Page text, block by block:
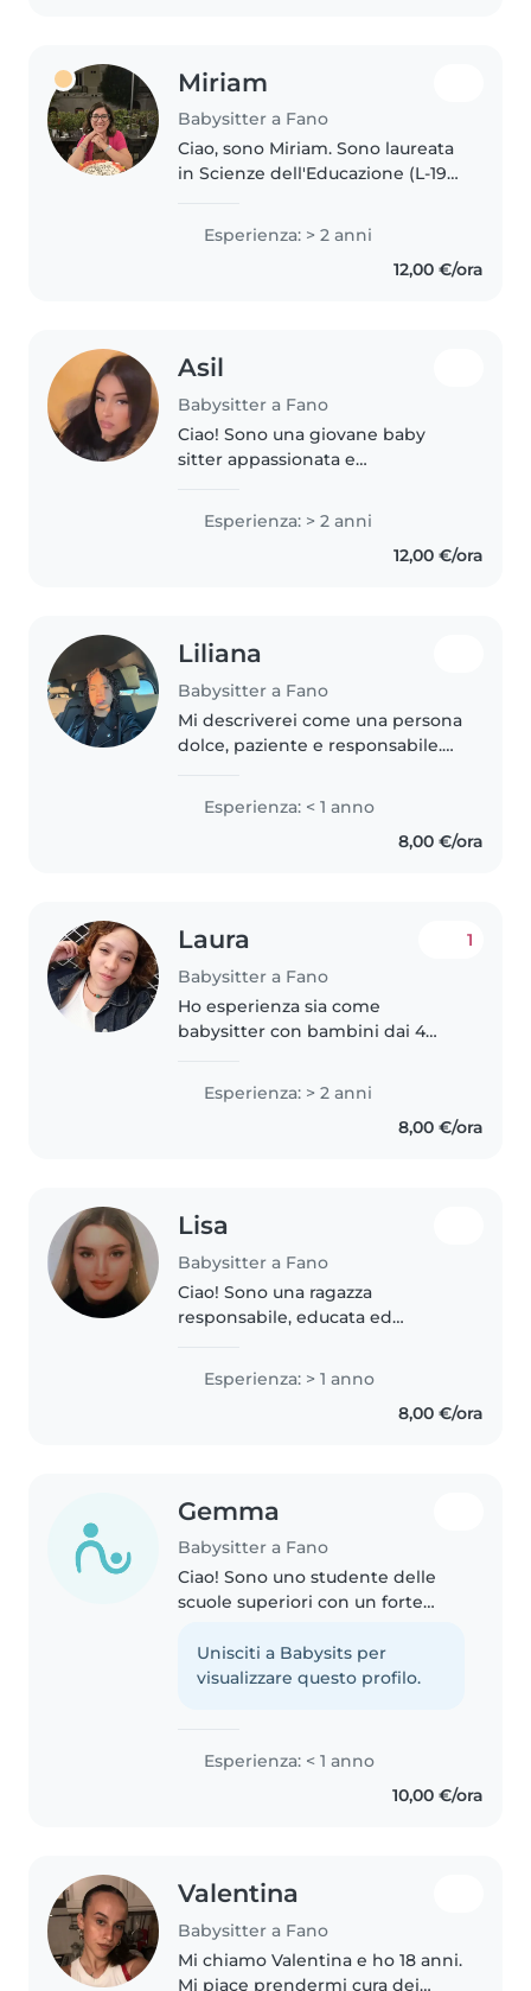
Miriam
Babysitter a Fano
Ciao, sono Miriam. Sono laureata
in Scienze dell'Educazione (L-19)
e 8 anni. Sono una persona
dolce, paziente, affidabile e
responsabile. Ho maturato..
Esperienza: > 2 anni
12,00 €/ora
Asil
Babysitter a Fano
Ciao! Sono una giovane baby
sitter appassionata e
esperienza nella cura di bambini
della scuola primaria. Mi piace
disegnare, leggere e fare
Esperienza: > 2 anni
12,00 €/ora
Liliana
Babysitter a Fano
Mi descriverei come una persona
dolce, paziente e responsabile.
giocare con loro e farli sentire a
proprio agio. Sono tranquilla,
Esperienza: < 1 anno
8,00 €/ora
Laura
Babysitter a Fano
1
Ho esperienza sia come
babysitter con bambini dai 4
le scuole medie, entrambi i lavori
fatti in modo saltuario nel corso
degli anni. Sono stata una..
Esperienza: > 2 anni
8,00 €/ora
Lisa
Babysitter a Fano
Ciao! Sono una ragazza
responsabile, educata ed
stare con i bambini e prendermi
cura di loro con attenzione e
Esperienza: > 1 anno
8,00 €/ora
Gemma
Babysitter a Fano
Ciao! Sono uno studente delle
scuole superiori con un forte
Ho esperienza con babini in età
prescolare e mi sento a mio agio
Unisciti a Babysits per
visualizzare questo profilo.
Esperienza: < 1 anno
10,00 €/ora
Valentina
Babysitter a Fano
Mi chiamo Valentina e ho 18 anni.
Mi piace prendermi cura dei